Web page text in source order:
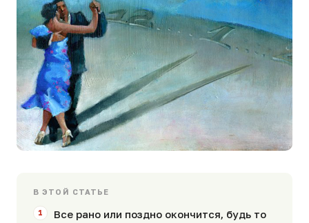
В ЭТОЙ СТАТЬЕ
Все рано или поздно окончится, будь то